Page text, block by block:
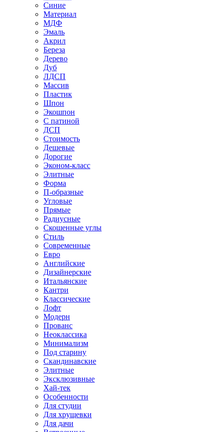
Синие
Материал
МДФ
Эмаль
Акрил
Береза
Дерево
Дуб
ЛДСП
Массив
Пластик
Шпон
Экошпон
С патиной
ДСП
Стоимость
Дешевые
Дорогие
Эконом-класс
Элитные
Форма
П-образные
Угловые
Прямые
Радиусные
Скошенные углы
Стиль
Современные
Евро
Английские
Дизайнерские
Итальянские
Кантри
Классические
Лофт
Модерн
Прованс
Неоклассика
Минимализм
Под старину
Скандинавские
Элитные
Эксклюзивные
Хай-тек
Особенности
Для студии
Для хрущевки
Для дачи